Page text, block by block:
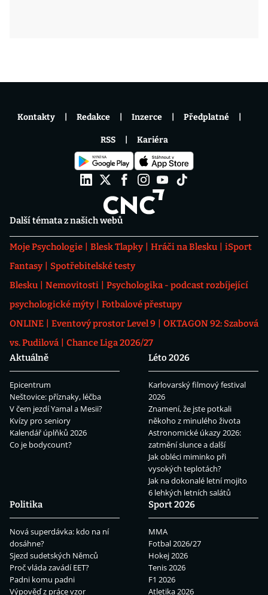
Další témata z našich webů
Moje Psychologie Blesk Tlapky Hráči na Blesku
iSport
Fantasy
Spotřebitelské testy
Blesku
Nemovitosti
Psychologika - podcast rozbíjející
psychologické mýty
Fotbalové přestupy
ONLINE
Eventový prostor Level 9
OKTAGON 92: Szabová
vs. Pudilová
Chance Liga 2026/27
Aktuálně
Epicentrum
Neštovice: příznaky, léčba
V čem jezdí Yamal a Mesii?
Kvízy pro seniory
Kalendář úplňků 2026
Co je bodycount?
Léto 2026
Karlovarský filmový festival
2026
Znamení, že jste potkali
někoho z minulého života
Astronomické úkazy 2026:
zatmění slunce a další
Jak obléci miminko při
vysokých teplotách?
Jak na dokonalé letní mojito
6 lehkých letních salátů
Politika
Nová superdávka: kdo na ní
dosáhne?
Sjezd sudetských Němců
Proč vláda zavádí EET?
Padni komu padni
Výpověď z práce vzor
Sport 2026
MMA
Fotbal 2026/27
Hokej 2026
Tenis 2026
F1 2026
Atletika 2026
Kontakty Redakce Inzerce Předplatné
RSS Kariéra